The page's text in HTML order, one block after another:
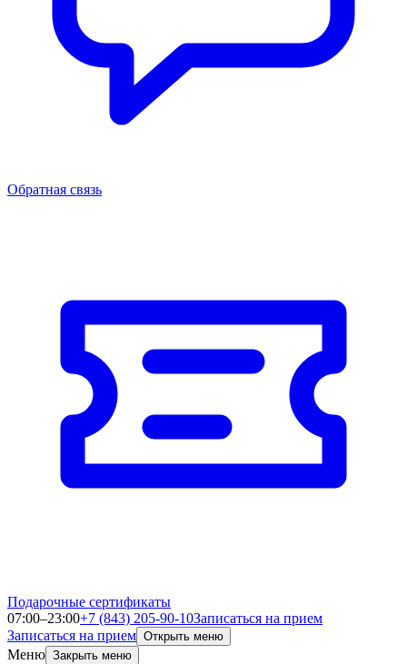
Обратная связь
Подарочные сертификаты
07:00–23:00+7 (843) 205-90-10Записаться на прием
Записаться на прием Открыть меню
Меню Закрыть меню